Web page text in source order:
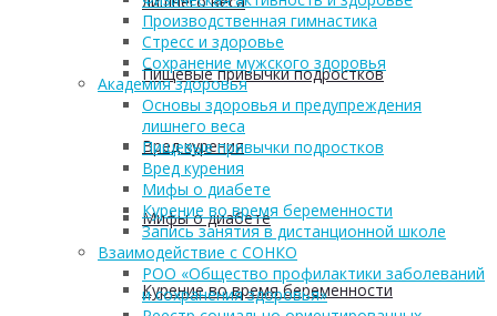
Пищевые привычки подростков
Вред курения
Мифы о диабете
Курение во время беременности
Производственная гимнастика
Стресс и здоровье
Сохранение мужского здоровья
Академия здоровья
Основы здоровья и предупреждения
лишнего веса
Пищевые привычки подростков
Вред курения
Мифы о диабете
Курение во время беременности
Запись занятия в дистанционной школе
Взаимодействие с СОНКО
РОО «Общество профилактики заболеваний
и сохранения здоровья»